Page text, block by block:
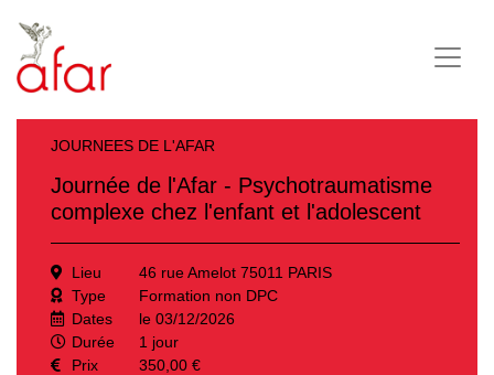
JOURNEES DE L'AFAR
Journée de l'Afar - Psychotraumatisme
complexe chez l'enfant et l'adolescent
Lieu
46 rue Amelot 75011 PARIS
Type
Formation non DPC
Dates
le 03/12/2026
Durée
1 jour
Prix
350,00 €